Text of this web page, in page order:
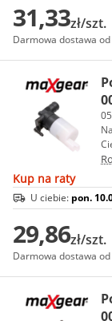
31,33zł/szt.
Darmowa dostawa od
Kup na raty
U ciebie: pon.
29,86zł/szt.
Darmowa dostawa od